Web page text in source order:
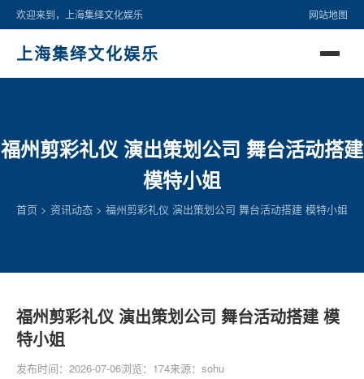
欢迎来到，上海集绎文化娱乐 网站地图
上海集绎文化娱乐
福州剪彩礼仪 演出策划公司 舞台活动搭建
模特小姐
首页 > 资讯动态 > 福州剪彩礼仪 演出策划公司 舞台活动搭建 模特小姐
福州剪彩礼仪 演出策划公司 舞台活动搭建 模
特小姐
发布时间：2026-07-06浏览：174来源：sohu